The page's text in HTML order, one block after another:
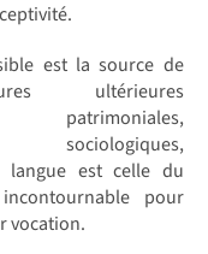
est la source de
ultérieures
patrimoniales,
langue est celle du
pour
vocation.